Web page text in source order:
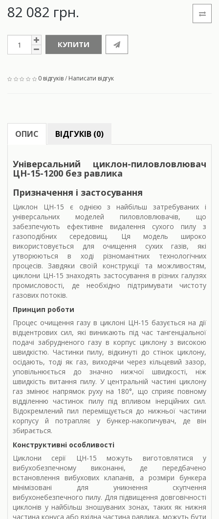
82 082 грн.
КУПИТИ
0 відгуків/ Написати відгук
ОПИС ВІДГУКІВ (0)
Універсальний циклон-пиловловлювач
ЦН-15-1200 без равлика
Призначення і застосування
Циклон ЦН-15 є однією з найбільш затребуваних і
універсальних моделей пиловловлювачів, що
забезпечують ефективне видалення сухого пилу з
газоподібних середовищ. Ця модель широко
використовується для очищення сухих газів, які
утворюються в ході різноманітних технологічних
процесів. Завдяки своїй конструкції та можливостям,
циклони ЦН-15 знаходять застосування в різних галузях
промисловості, де необхідно підтримувати чистоту
газових потоків.
Принцип роботи
Процес очищення газу в циклоні ЦН-15 базується на дії
відцентрових сил, які виникають під час тангенціальної
подачі забрудненого газу в корпус циклону з високою
швидкістю. Частинки пилу, відкинуті до стінок циклону,
осідають, тоді як газ, виходячи через кільцевий зазор,
уповільнюється до значно нижчої швидкості, ніж
швидкість витання пилу. У центральній частині циклону
газ змінює напрямок руху на 180°, що сприяє повному
відділенню частинок пилу під впливом інерційних сил.
Відокремлений пил переміщується до нижньої частини
корпусу й потрапляє у бункер-накопичувач, де він
збирається.
Конструктивні особливості
Циклони серії ЦН-15 можуть виготовлятися у
вибухобезпечному виконанні, де передбачено
встановлення вибухових клапанів, а розміри бункера
мінімізовані для уникнення скупчення
вибухонебезпечного пилу. Для підвищення довговічності
циклонів у найбільш зношуваних зонах, таких як нижня
частина конуса або вхідна частина равлика, можуть бути